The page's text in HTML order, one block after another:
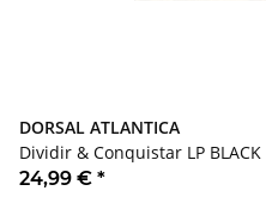
DORSAL ATLANTICA
Dividir & Conquistar LP BLACK
24,99 € *